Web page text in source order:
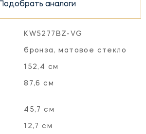
Подобрать аналоги
KW5277BZ-VG
бронза, матовое стекло
152,4 см
87,6 см
45,7 см
12,7 см